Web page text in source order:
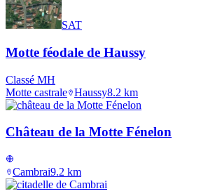
SAT
Motte féodale de Haussy
Classé MH
Motte castrale Haussy8.2 km
Château de la Motte Fénelon
Cambrai9.2 km